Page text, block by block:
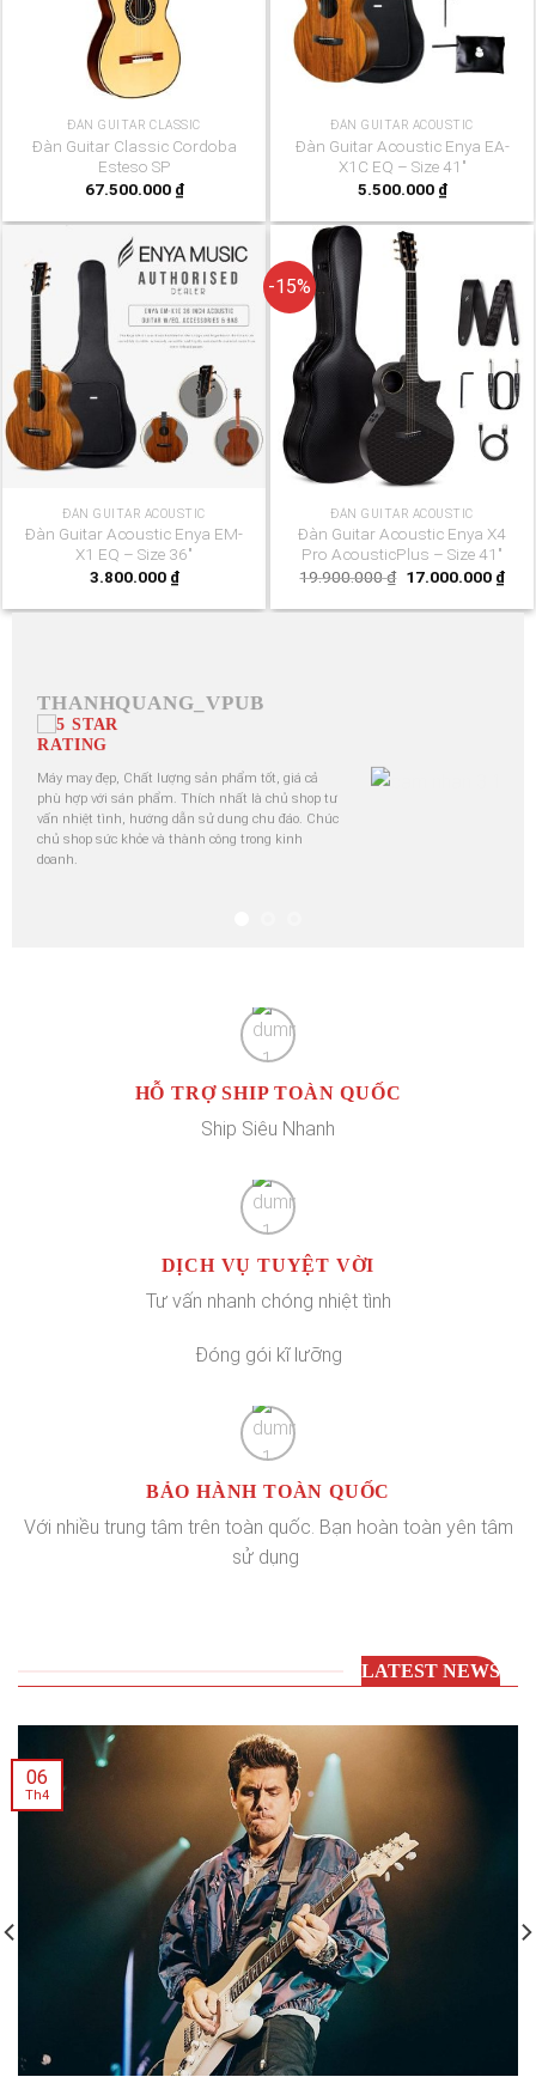
ĐÀN GUITAR CLASSIC
Đàn Guitar Classic Cordoba
Esteso SP
67.500.000 ₫
ĐÀN GUITAR ACOUSTIC
Đàn Guitar Acoustic Enya EA-
X1C EQ – Size 41″
5.500.000 ₫
ĐÀN GUITAR ACOUSTIC
Đàn Guitar Acoustic Enya EM-
X1 EQ – Size 36″
3.800.000 ₫
-15%
ĐÀN GUITAR ACOUSTIC
Đàn Guitar Acoustic Enya X4
Pro AcousticPlus – Size 41″
19.900.000₫ Giá
là:
17.000.000 ₫Giá
hiện
tại
THANHQUANG_VPUB
Máy may đẹp, Chất lượng sản phẩm tốt, giá cả
phù hợp với sán phẩm. Thích nhất là chủ shop tư
vấn nhiệt tình, hướng dẫn sử dung chu đáo. Chúc
chủ shop sức khỏe và thành công trong kinh
doanh.
HỖ TRỢ SHIP TOÀN QUỐC
Ship Siêu Nhanh
DỊCH VỤ TUYỆT VỜI
Tư vấn nhanh chóng nhiệt tình
Đóng gói kĩ lưỡng
BẢO HÀNH TOÀN QUỐC
Với nhiều trung tâm trên toàn quốc. Bạn hoàn toàn yên tâm
sử dụng
LATEST NEWS
06
Th4